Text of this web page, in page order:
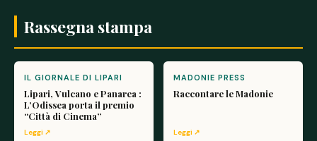
Rassegna stampa
IL GIORNALE DI LIPARI
Lipari, Vulcano e Panarea :
L’Odissea porta il premio
“Città di Cinema”
Leggi ↗
MADONIE PRESS
Raccontare le Madonie
Leggi ↗